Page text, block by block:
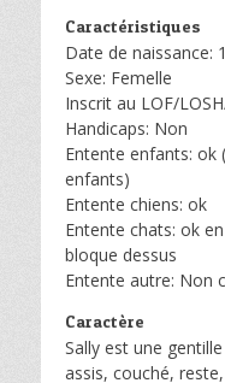
Caractéristiques
Date de naissance:
Sexe: Femelle
Inscrit au LOF/
Handicaps: Non
Entente enfants: ok
enfants)
Entente chiens: ok
Entente chats: ok
bloque dessus
Entente autre: Non
Caractère
Sally est une
assis, couché,